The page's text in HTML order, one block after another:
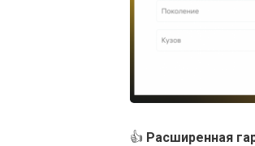
👍 Расширенная